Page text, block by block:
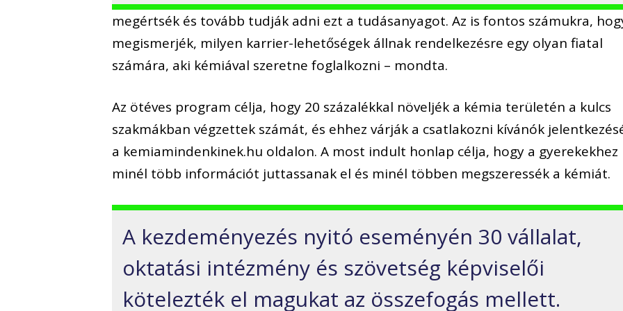
megértsék és tovább tudják adni ezt a tudásanyagot. Az is fontos számukra,
megismerjék, milyen karrier-lehetőségek állnak rendelkezésre egy olyan fiatal
számára, aki kémiával szeretne foglalkozni – mondta.
Az ötéves program célja, hogy 20 százalékkal növeljék a kémia területén a kulcs
szakmákban végzettek számát, és ehhez várják a csatlakozni kívánók
a kemiamindenkinek.hu oldalon. A most indult honlap célja, hogy a gyerekekhez
minél több információt juttassanak el és minél többen megszeressék a kémiát.
A kezdeményezés nyitó eseményén 30 vállalat,
oktatási intézmény és szövetség képviselői
kötelezték el magukat az összefogás mellett.